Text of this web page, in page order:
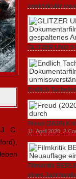
C.
spektakulär
GLITZER UND
Dokumentarfilm.
3. Oktober 2020,2
Endlich
unverständlich,
19. Mai 2020,0
Freud (2020)
11. April 2020, 2
Filmkritik
eines